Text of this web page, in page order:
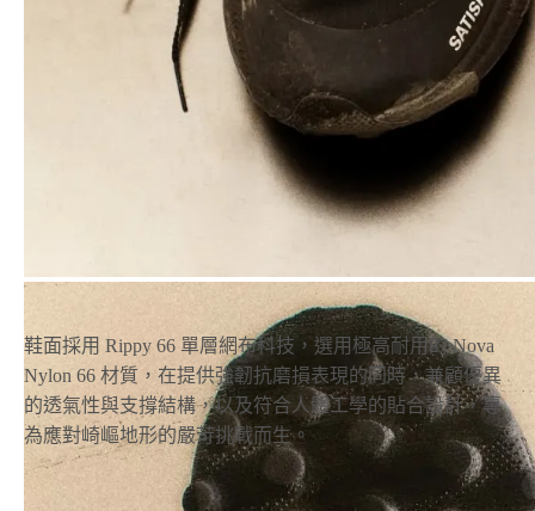
鞋面採用 Rippy 66 單層網布科技，選用極高耐用的 Nova
Nylon 66 材質，在提供強韌抗磨損表現的同時，兼顧優異
的透氣性與支撐結構，以及符合人體工學的貼合設計，專
為應對崎嶇地形的嚴苛挑戰而生。